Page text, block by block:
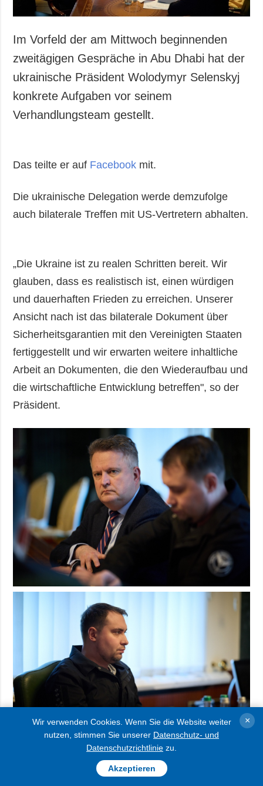
Im Vorfeld der am Mittwoch beginnenden
zweitägigen Gespräche in Abu Dhabi hat der
ukrainische Präsident Wolodymyr Selenskyj
konkrete Aufgaben vor seinem
Verhandlungsteam gestellt.
Das teilte er auf Facebook mit.
Die ukrainische Delegation werde demzufolge
auch bilaterale Treffen mit US-Vertretern abhalten.
„Die Ukraine ist zu realen Schritten bereit. Wir
glauben, dass es realistisch ist, einen würdigen
und dauerhaften Frieden zu erreichen. Unserer
Ansicht nach ist das bilaterale Dokument über
Sicherheitsgarantien mit den Vereinigten Staaten
fertiggestellt und wir erwarten weitere inhaltliche
Arbeit an Dokumenten, die den Wiederaufbau und
die wirtschaftliche Entwicklung betreffen", so der
Präsident.
Er erwarte auch, dass die amerikanische Seite
Wir verwenden Cookies. Wenn Sie die Website weiter
nutzen, stimmen Sie unserer Datenschutz- und
Datenschutzrichtlinie zu.
Akzeptieren
×